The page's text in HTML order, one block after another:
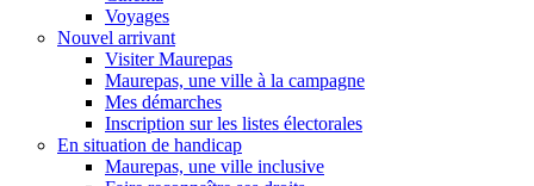
Voyages
Nouvel arrivant
Visiter Maurepas
Maurepas, une ville à la campagne
Mes démarches
Inscription sur les listes électorales
En situation de handicap
Maurepas, une ville inclusive